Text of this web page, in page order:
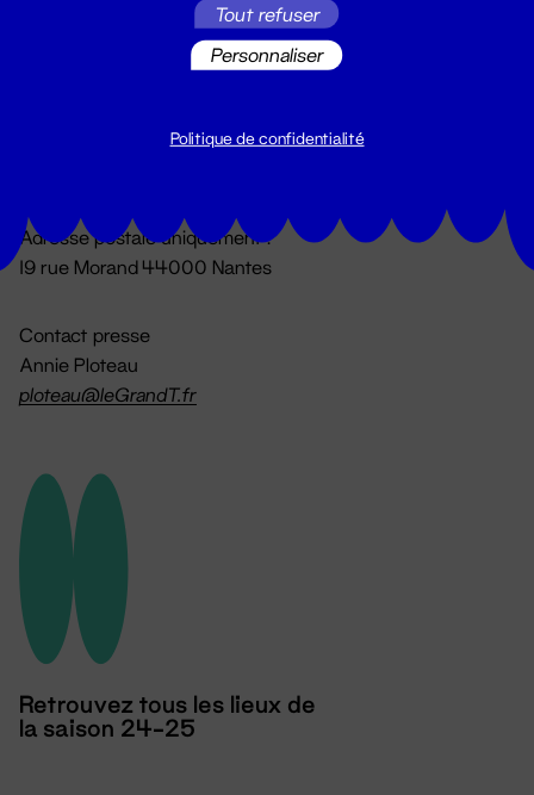
Du lundi au vendredi 14h → 18h
Adresse postale uniquement :
19 rue Morand 44000 Nantes
Contact presse
Annie Ploteau
ploteau@leGrandT.fr
Retrouvez tous les lieux de
la saison 24-25
Tout refuser
Personnaliser
Politique de confidentialité